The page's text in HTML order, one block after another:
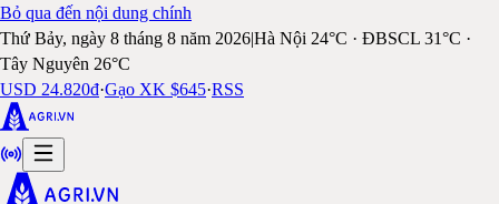
Bỏ qua đến nội dung chính
Thứ Bảy, ngày 8 tháng 8 năm 2026|Hà Nội 24°C · ĐBSCL 31°C ·
Tây Nguyên 26°C
USD 24.820đ·Gạo XK $645·RSS